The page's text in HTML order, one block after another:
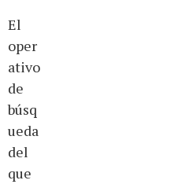
El
oper
ativo
de
búsq
ueda
del
que